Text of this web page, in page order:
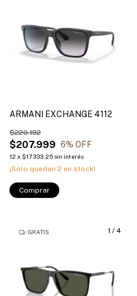
ARMANI EXCHANGE 4112
$207.999
$220.192
6% OFF
12 x $17.333,25 sin interés
¡Solo quedan 2 en stock!
Comprar
1 / 4
GRATIS